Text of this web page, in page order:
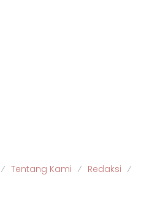
Tentang Kami
Redaksi